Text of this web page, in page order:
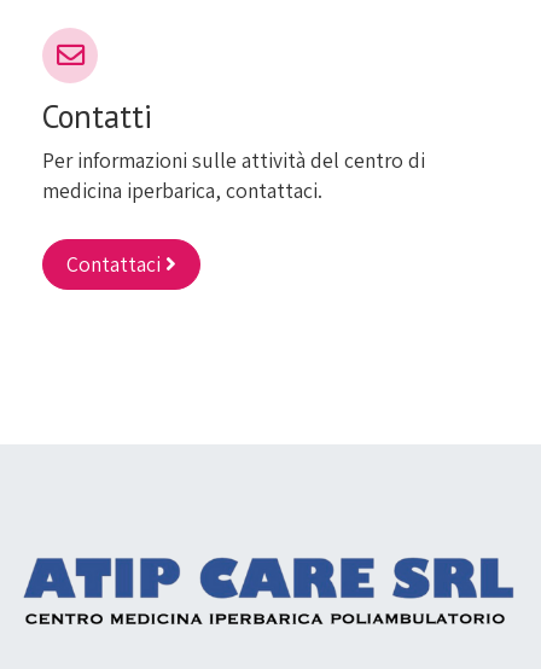
Contatti
Per informazioni sulle attività del centro di
medicina iperbarica, contattaci.
Contattaci